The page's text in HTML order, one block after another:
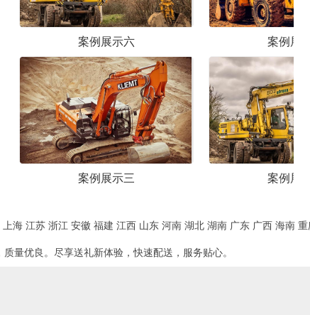
上海 江苏 浙江 安徽 福建 江西 山东 河南 湖北 湖南 广东 广西 海南 重
量优良。尽享送礼新体验，快速配送，服务贴心。